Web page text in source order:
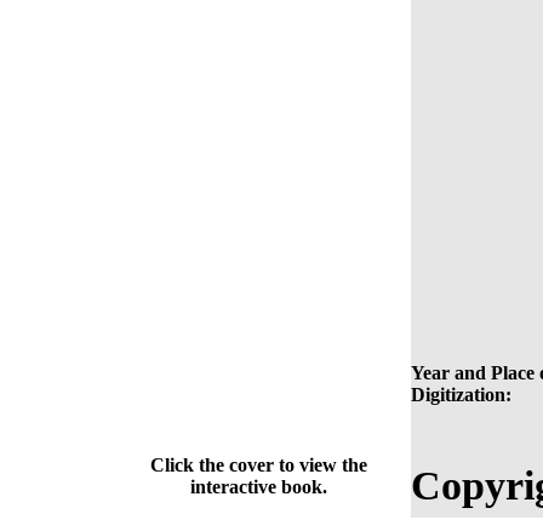
Year and Place
Digitization:
Click the cover to view the
interactive book.